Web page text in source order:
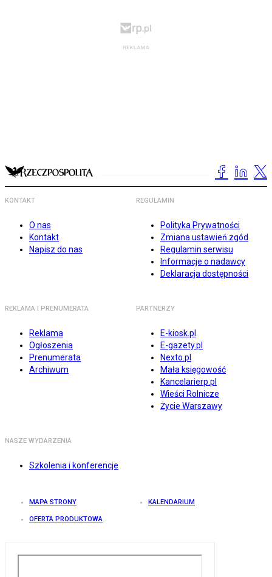
KONTAKT
O nas
Kontakt
Napisz do nas
REGULAMIN
Polityka Prywatności
Zmiana ustawień zgód
Regulamin serwisu
Informacje o nadawcy
Deklaracja dostępności
REKLAMA I PRENUMERATA
Reklama
Ogłoszenia
Prenumerata
Archiwum
PARTNERZY
E-kiosk.pl
E-gazety.pl
Nexto.pl
Mała księgowość
Kancelarierp.pl
Wieści Rolnicze
Życie Warszawy
NASZE WYDARZENIA
Szkolenia i konferencje
MAPA STRONY KALENDARIUM
OFERTA PRODUKTOWA